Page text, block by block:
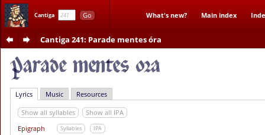
Cantiga Go What's new? Main index
Cantiga 241: Parade mentes óra
Lyrics Music Resources
Show all syllables
Show all IPA
Epigraph
Syllables IPA